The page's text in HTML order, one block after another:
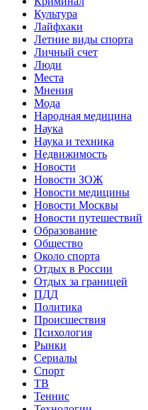
Культура
Лайфхаки
Летние виды спорта
Личный счет
Люди
Места
Мнения
Мода
Народная медицина
Наука
Наука и техника
Недвижимость
Новости
Новости ЗОЖ
Новости медицины
Новости Москвы
Новости путешествий
Образование
Общество
Около спорта
Отдых в России
Отдых за границей
ПДД
Политика
Происшествия
Психология
Рынки
Сериалы
Спорт
ТВ
Теннис